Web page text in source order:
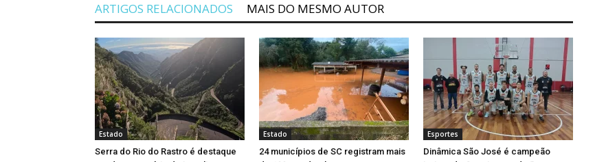
ARTIGOS RELACIONADOS MAIS DO MESMO AUTOR
Estado
Serra do Rio do Rastro é destaque
Estado
24 municípios de SC registram mais
Esportes
Dinâmica São José é campeão